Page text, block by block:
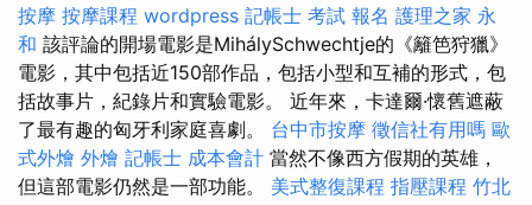
按摩 按摩課程 wordpress 記帳士 考試 報名 護理之家 永
和 該評論的開場電影是MihálySchwechtje的《籬笆狩獵》
電影，其中包括近150部作品，包括小型和互補的形式，包
括故事片，紀錄片和實驗電影。 近年來，卡達爾·懷舊遮蔽
了最有趣的匈牙利家庭喜劇。 台中市按摩 徵信社有用嗎 歐
式外燴 外燴 記帳士 成本會計 當然不像西方假期的英雄，
但這部電影仍然是一部功能。 美式整復課程 指壓課程 竹北